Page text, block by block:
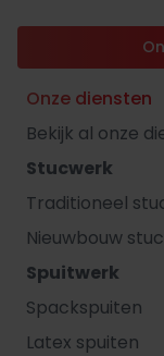
Onze diensten
Bekijk al onze
Stucwerk
Traditioneel
Nieuwbouw
Spuitwerk
Spackspuiten
Latex spuiten